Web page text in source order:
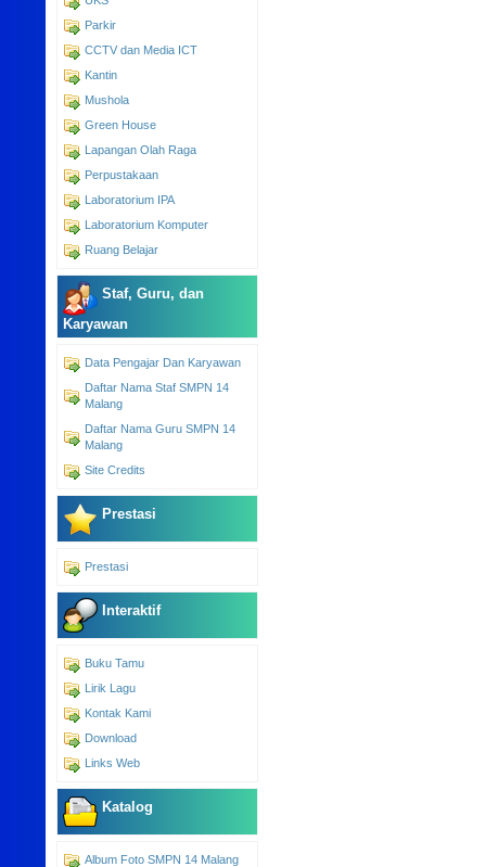
Parkir
CCTV dan Media ICT
Kantin
Mushola
Green House
Lapangan Olah Raga
Perpustakaan
Laboratorium IPA
Laboratorium Komputer
Ruang Belajar
Staf, Guru, dan
Karyawan
Data Pengajar Dan Karyawan
Daftar Nama Staf SMPN 14
Malang
Daftar Nama Guru SMPN 14
Malang
Site Credits
Prestasi
Prestasi
Interaktif
Buku Tamu
Lirik Lagu
Kontak Kami
Download
Links Web
Katalog
Album Foto SMPN 14 Malang